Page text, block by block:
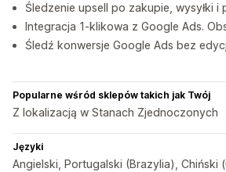
Śledzenie upsell po zakupie, wysyłki i
Integracja 1-klikowa z Google Ads.
Śledź konwersje Google Ads bez
Popularne wśród sklepów takich jak Twój
Z lokalizacją w Stanach Zjednoczonych
Języki
Angielski, Portugalski (Brazylia), Chiński